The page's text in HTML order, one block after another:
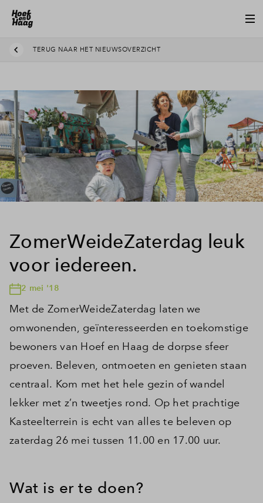
TERUG NAAR HET NIEUWSOVERZICHT
ZomerWeideZaterdag leuk
voor iedereen.
2 mei '18
Met de ZomerWeideZaterdag laten we
omwonenden, geïnteresseerden en toekomstige
bewoners van Hoef en Haag de dorpse sfeer
proeven. Beleven, ontmoeten en genieten staan
centraal. Kom met het hele gezin of wandel
lekker met z’n tweetjes rond. Op het prachtige
Kasteelterrein is echt van alles te beleven op
zaterdag 26 mei tussen 11.00 en 17.00 uur.
Wat is er te doen?